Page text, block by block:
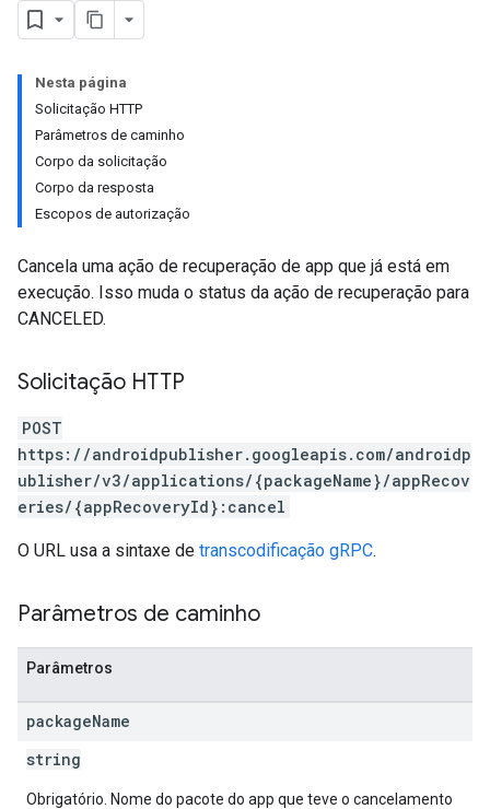
Nesta página
Solicitação HTTP
Parâmetros de caminho
Corpo da solicitação
Corpo da resposta
Escopos de autorização
Cancela uma ação de recuperação de app que já está em
execução. Isso muda o status da ação de recuperação para
CANCELED.
Solicitação HTTP
POST
https://androidpublisher.googleapis.com/androidp
ublisher/v3/applications/{packageName}/appRecov
eries/{appRecoveryId}:cancel
O URL usa a sintaxe de transcodificação gRPC.
Parâmetros de caminho
Parâmetros
packageName
string
Obrigatório. Nome do pacote do app que teve o cancelamento